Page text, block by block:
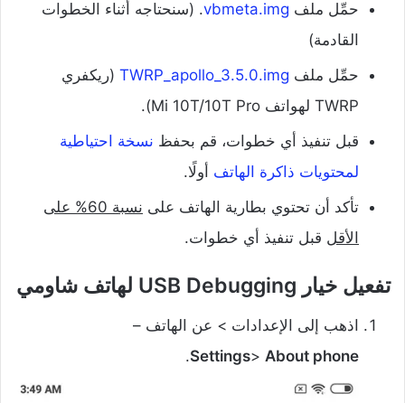
حمِّل ملف vbmeta.img. (سنحتاجه أثناء الخطوات
القادمة)
حمِّل ملف TWRP_apollo_3.5.0.img (ريكفري
TWRP لهواتف Mi 10T/10T Pro).
قبل تنفيذ أي خطوات، قم بحفظ نسخة احتياطية
لمحتويات ذاكرة الهاتف أولًا.
تأكد أن تحتوي بطارية الهاتف على
نسبة 60% على
الأقل قبل تنفيذ أي خطوات.
تفعيل خيار USB Debugging لهاتف شاومي
اذهب إلى الإعدادات > عن الهاتف –
Settings> About phone
.